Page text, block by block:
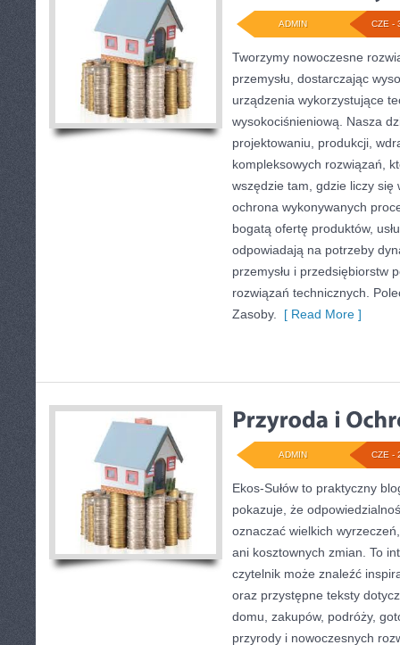
CZE -
ADMIN
Tworzymy nowoczesne
przemysłu, dostarczając
urządzenia wykorzystujące
wysokociśnieniową. Nasza
projektowaniu, produkcji,
kompleksowych rozwiązań,
wszędzie tam, gdzie liczy
ochrona wykonywanych
bogatą ofertę produktów,
odpowiadają na potrzeby
przemysłu i przedsiębiorstw
rozwiązań technicznych.
Zasoby.
[ Read More ]
CZE -
ADMIN
Ekos-Sułów to praktyczny
pokazuje, że
oznaczać wielkich
ani kosztownych zmian. To
czytelnik może znaleźć
oraz przystępne teksty
domu, zakupów, podróży,
przyrody i nowoczesnych